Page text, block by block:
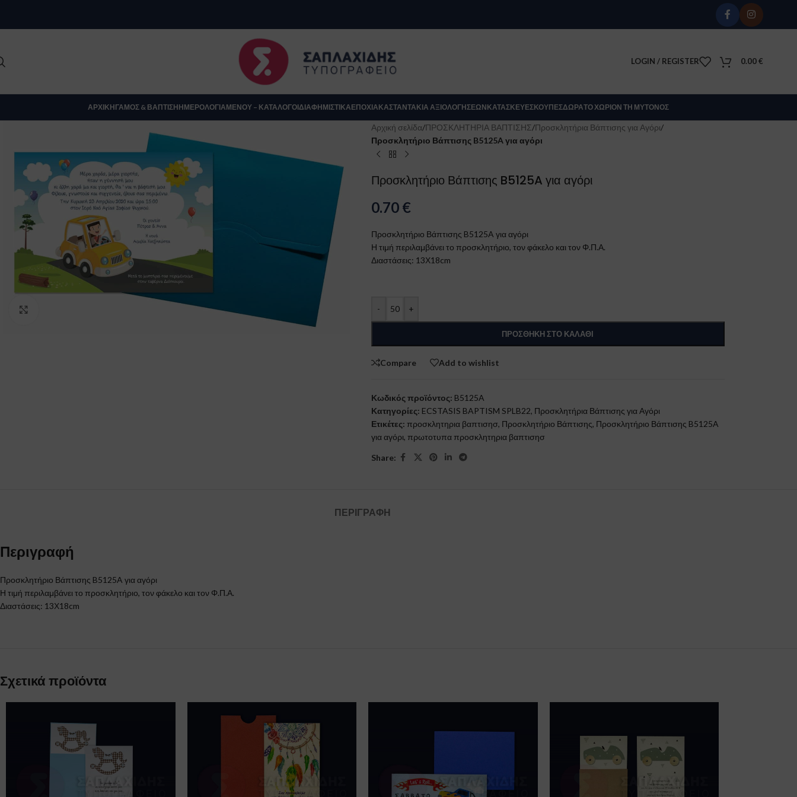
Κλείσιμο
LOGIN / REGISTER 0.00€
ΑΡΧΙΚΉΓΆΜΟΣ & ΒΆΠΤΙΣΗΗΜΕΡΟΛΌΓΙΑΜΕΝΟΎ – ΚΑΤΆΛΟΓΟΙΔΙΑΦΗΜΙΣΤΙΚΑΕΠΟΧΙΑΚΆΣΤΑΝΤΆΚΙΑ ΑΞΙΟΛΟΓΉΣΕΩΝΚΑΤΑΣΚΕΥΈΣΚΟΎΠΕΣΔΏΡΑΤΟ ΧΩΡΊΟΝ ΤΗ ΜΎΤΟΝΟΣ
Αρχική σελίδα/ΠΡΟΣΚΛΗΤΗΡΙΑ ΒΑΠΤΙΣΗΣ/Προσκλητήρια Βάπτισης για Αγόρι/
Προσκλητήριο Βάπτισης B5125A για αγόρι
Προσκλητήριο Βάπτισης B5125A για αγόρι
0.70 €
Προσκλητήριο Βάπτισης B5125A για αγόρι
Η τιμή περιλαμβάνει το προσκλητήριο, τον φάκελο και τον Φ.Π.Α.
Διαστάσεις: 13Χ18cm
- +
ΠΡΟΣΘΉΚΗ ΣΤΟ ΚΑΛΆΘΙ
Compare Add to wishlist
Κωδικός προϊόντος: B5125A
Κατηγορίες: ECSTASIS BAPTISM SPLB22, Προσκλητήρια Βάπτισης για Αγόρι
Ετικέτες: προσκλητηρια βαπτισησ, Προσκλητήριο Βάπτισης, Προσκλητήριο Βάπτισης B5125A
για αγόρι, πρωτοτυπα προσκλητηρια βαπτισησ
Share:
ΠΕΡΙΓΡΑΦΉ
Περιγραφή
Προσκλητήριο Βάπτισης B5125A για αγόρι
Η τιμή περιλαμβάνει το προσκλητήριο, τον φάκελο και τον Φ.Π.Α.
Διαστάσεις: 13Χ18cm
Σχετικά προϊόντα